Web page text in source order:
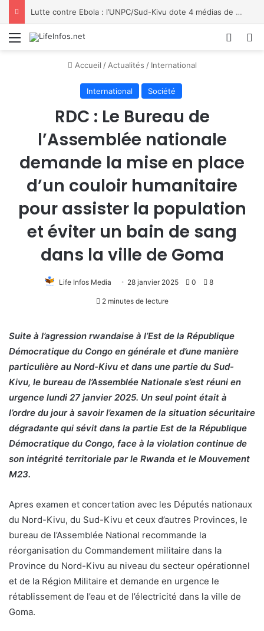
Menu
Accueil / Actualités / International
International Société
RDC : Le Bureau de
l’Assemblée nationale
demande la mise en place
d’un couloir humanitaire
pour assister la population
et éviter un bain de sang
dans la ville de Goma
Life Infos Media 28 janvier 2025 0 8
2 minutes de lecture
Suite à l’agression rwandaise à l’Est de la République
Démocratique du Congo en générale et d’une manière
particulière au Nord-Kivu et dans une partie du Sud-
Kivu, le bureau de l’Assemblée Nationale s’est réuni en
urgence lundi 27 janvier 2025. Un seul point était à
l’ordre du jour à savoir l’examen de la situation sécuritaire
dégradante qui sévit dans la partie Est de la République
Démocratique du Congo, face à la violation continue de
son intégrité territoriale par le Rwanda et le Mouvement
M23.
Apres examen et concertation avec les Députés nationaux
du Nord-Kivu, du Sud-Kivu et ceux d’autres Provinces, le
bureau de l’Assemblée National recommande la
réorganisation du Commandement militaire dans la
Province du Nord-Kivu au niveau du secteur opérationnel
et de la Région Militaire et demande en urgence le
rétablissement de l’eau et de l’électricité dans la ville de
Goma.